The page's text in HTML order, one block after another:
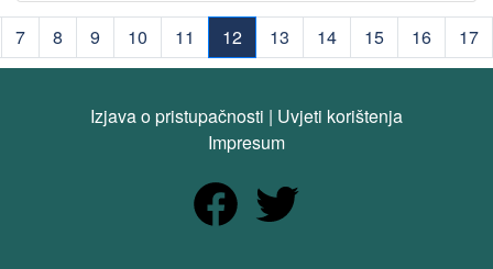
7 8 9 10 11
12
(current)
13 14 15 16 17
Izjava o pristupačnosti | Uvjeti korištenja
Impresum